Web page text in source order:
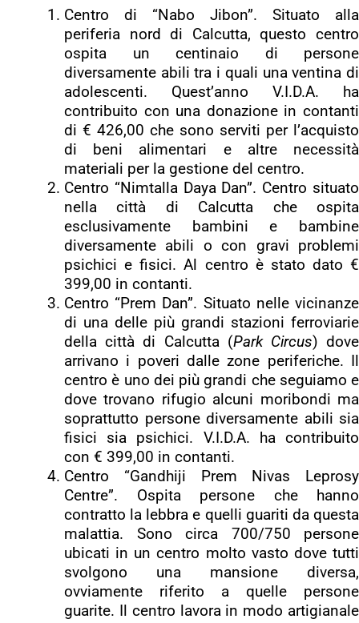
Centro di “Nabo Jibon”. Situato alla
periferia nord di Calcutta, questo centro
ospita un centinaio di persone
diversamente abili tra i quali una ventina di
adolescenti. Quest’anno V.I.D.A. ha
contribuito con una donazione in contanti
di € 426,00 che sono serviti per l’acquisto
di beni alimentari e altre necessità
materiali per la gestione del centro.
Centro “Nimtalla Daya Dan”. Centro situato
nella città di Calcutta che ospita
esclusivamente bambini e bambine
diversamente abili o con gravi problemi
psichici e fisici. Al centro è stato dato €
399,00 in contanti.
Centro “Prem Dan”. Situato nelle vicinanze
di una delle più grandi stazioni ferroviarie
della città di Calcutta (Park Circus) dove
arrivano i poveri dalle zone periferiche. Il
centro è uno dei più grandi che seguiamo e
dove trovano rifugio alcuni moribondi ma
soprattutto persone diversamente abili sia
fisici sia psichici. V.I.D.A. ha contribuito
con € 399,00 in contanti.
Centro “Gandhiji Prem Nivas Leprosy
Centre”. Ospita persone che hanno
contratto la lebbra e quelli guariti da questa
malattia. Sono circa 700/750 persone
ubicati in un centro molto vasto dove tutti
svolgono una mansione diversa,
ovviamente riferito a quelle persone
guarite. Il centro lavora in modo artigianale